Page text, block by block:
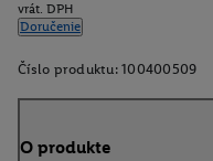
vrát. DPH
Doručenie
Číslo produktu: 100400509
O produkte